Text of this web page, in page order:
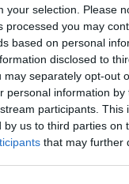
your selection. Please
processed you may
based on personal
disclosed to
may separately opt-out
personal information
participants.
by us to third parties on
that may further
να